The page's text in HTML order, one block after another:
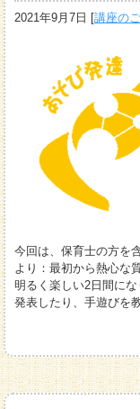
2021年9月7日 [講座の
今回は、保育士の方を
より：最初から熱心な
明るく楽しい2日間に
発表したり、手遊びを